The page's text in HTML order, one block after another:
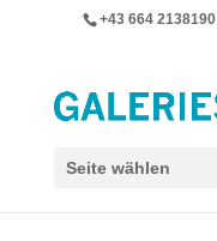
+43 664 2138190
Seite wählen